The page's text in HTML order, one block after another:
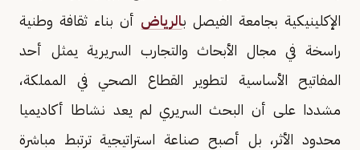
الإكلينيكية بجامعة الفيصل بالرياض أن بناء ثقافة وطنية
راسخة في مجال الأبحاث والتجارب السريرية يمثل أحد
المفاتيح الأساسية لتطوير القطاع الصحي في المملكة،
مشددا على أن البحث السريري لم يعد نشاطا أكاديميا
محدود الأثر، بل أصبح صناعة استراتيجية ترتبط مباشرة